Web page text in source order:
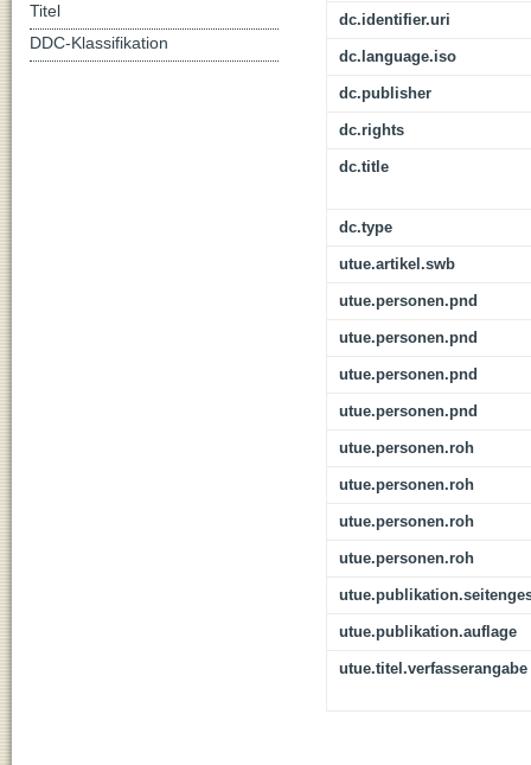
dc.identifier.uri
dc.language.iso
dc.publisher
dc.rights
dc.title
dc.type
utue.artikel.swb
utue.personen.pnd
utue.personen.pnd
utue.personen.pnd
utue.personen.pnd
utue.personen.roh
utue.personen.roh
utue.personen.roh
utue.personen.roh
utue.publikation.auflage
utue.titel.verfasserangabe
Titel
DDC-Klassifikation